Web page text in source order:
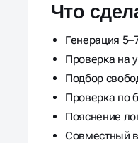
Что
Генерация
Проверка на
Подбор
Проверка по
Пояснение
Совместный